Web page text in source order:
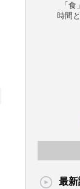
「
時間
最